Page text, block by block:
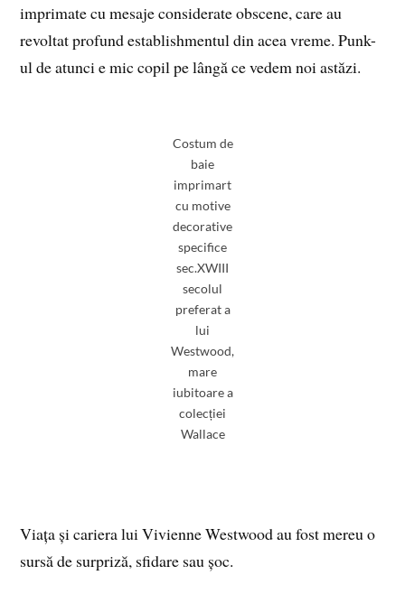
imprimate cu mesaje considerate obscene, care au
revoltat profund establishmentul din acea vreme. Punk-
ul de atunci e mic copil pe lângă ce vedem noi astăzi.
Costum de
baie
imprimart
cu motive
decorative
specifice
sec.XWIII
secolul
preferat a
lui
Westwood,
mare
iubitoare a
colecției
Wallace
Viața și cariera lui Vivienne Westwood au fost mereu o
sursă de surpriză, sfidare sau șoc.